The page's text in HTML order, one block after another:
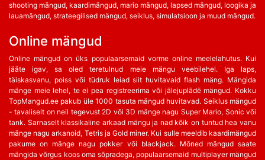
shooting mängud, kaardimängud, mario mängud, lapsed mängud, loogika ja
lauamängud, strateegilised mängud, seiklus, simulatsioon ja muud mängud.
Online mängud
Online mängud on üks populaarsemaid vorme online meelelahutus. Kui
jääte igav, sa oled teretulnud meie mängu veebilehel. Iga laps,
täiskasvanu, poiss või tüdruk leiad siit huvitavaid flash mäng. Mängida
mänge meie lehel, te ei pea registreerima või jālejuplādē mängud. Kokku
TopMangud.ee pakub üle 1000 tasuta mängud huvitavad. Seiklus mängud
- tavaliselt on neil tegevust 2D või 3D mänge nagu Super Mario, Sonic või
tank. Sarnaselt klassikaline arkaad mängu ja nad kõik on tuntud hea vanu
mänge nagu arkanoid, Tetris ja Gold miner. Kui sulle meeldib kaardimängud
pakume on mänge nagu pokker või blackjack. Mõned mängud saate
mängida võrgus koos oma sõpradega, populaarsemaid multiplayer mängud